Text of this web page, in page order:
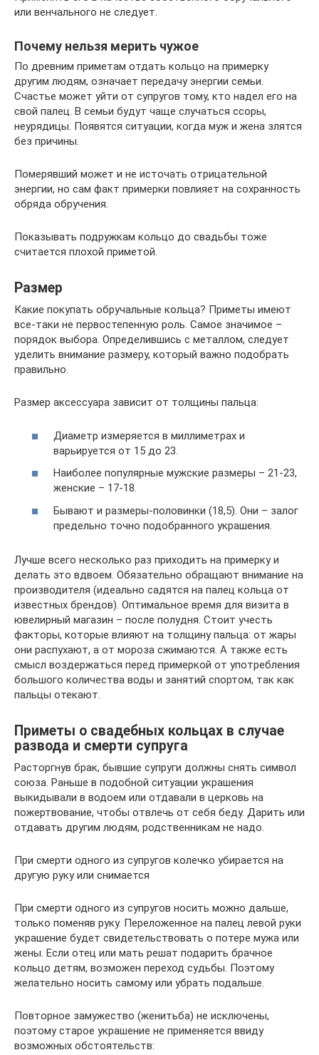
или венчального не следует.
Почему нельзя мерить чужое
По древним приметам отдать кольцо на примерку
другим людям, означает передачу энергии семьи.
Счастье может уйти от супругов тому, кто надел его на
свой палец. В семьи будут чаще случаться ссоры,
неурядицы. Появятся ситуации, когда муж и жена злятся
без причины.
Померявший может и не источать отрицательной
энергии, но сам факт примерки повлияет на сохранность
обряда обручения.
Показывать подружкам кольцо до свадьбы тоже
считается плохой приметой.
Размер
Какие покупать обручальные кольца? Приметы имеют
все-таки не первостепенную роль. Самое значимое –
порядок выбора. Определившись с металлом, следует
уделить внимание размеру, который важно подобрать
правильно.
Размер аксессуара зависит от толщины пальца:
Диаметр измеряется в миллиметрах и
варьируется от 15 до 23.
Наиболее популярные мужские размеры – 21-23,
женские – 17-18.
Бывают и размеры-половинки (18,5). Они – залог
предельно точно подобранного украшения.
Лучше всего несколько раз приходить на примерку и
делать это вдвоем. Обязательно обращают внимание на
производителя (идеально садятся на палец кольца от
известных брендов). Оптимальное время для визита в
ювелирный магазин – после полудня. Стоит учесть
факторы, которые влияют на толщину пальца: от жары
они распухают, а от мороза сжимаются. А также есть
смысл воздержаться перед примеркой от употребления
большого количества воды и занятий спортом, так как
пальцы отекают.
Приметы о свадебных кольцах в случае
развода и смерти супруга
Расторгнув брак, бывшие супруги должны снять символ
союза. Раньше в подобной ситуации украшения
выкидывали в водоем или отдавали в церковь на
пожертвование, чтобы отвлечь от себя беду. Дарить или
отдавать другим людям, родственникам не надо.
При смерти одного из супругов колечко убирается на
другую руку или снимается
При смерти одного из супругов носить можно дальше,
только поменяв руку. Переложенное на палец левой руки
украшение будет свидетельствовать о потере мужа или
жены. Если отец или мать решат подарить брачное
кольцо детям, возможен переход судьбы. Поэтому
желательно носить самому или убрать подальше.
Повторное замужество (женитьба) не исключены,
поэтому старое украшение не применяется ввиду
возможных обстоятельств: